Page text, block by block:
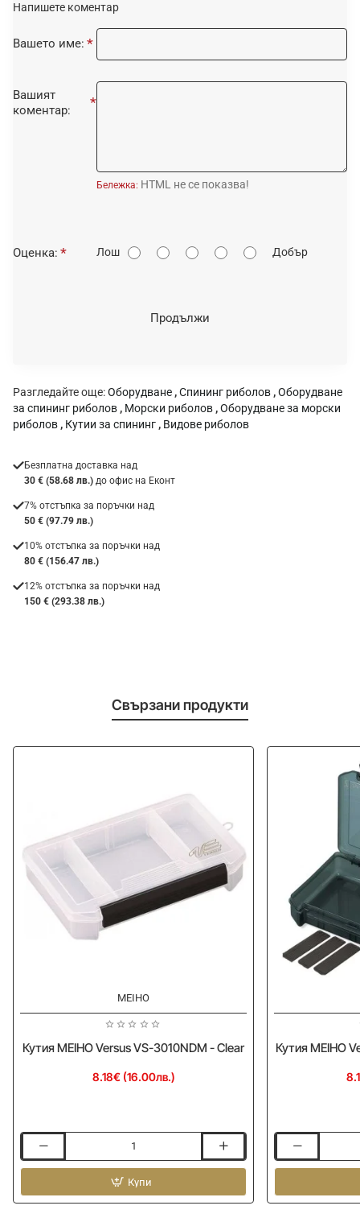
Напишете коментар
Вашето име:
Вашият
коментар:
Бележка: HTML не се показва!
О
Оценка: Лош Добър
Продължи
Разгледайте още:Оборудване ,Спининг риболов ,Оборудване
за спининг риболов , Морски риболов ,Оборудване за морски
риболов , Кутии за спининг , Видове риболов
Безплатна доставка над
30 € (58.68 лв.) до офис на Еконт
7% отстъпка за поръчки над
50 € (97.79 лв.)
10% отстъпка за поръчки над
80 € (156.47 лв.)
12% отстъпка за поръчки над
150 € (293.38 лв.)
Свързани продукти
MEIHO
Кутия MEIHO Versus VS-3010NDM - Clear
8.18€ (16.00лв.)
MEIHO
VS-
Купи
Кутия MEIHO
MEIHO
VS-